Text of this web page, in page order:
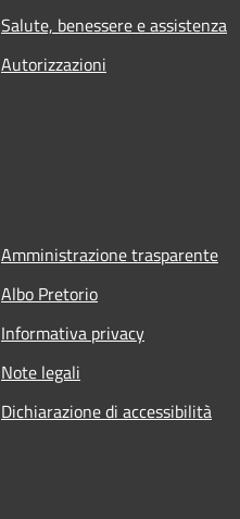
Salute, benessere e assistenza
Autorizzazioni
Amministrazione trasparente
Albo Pretorio
Informativa privacy
Note legali
Dichiarazione di accessibilità